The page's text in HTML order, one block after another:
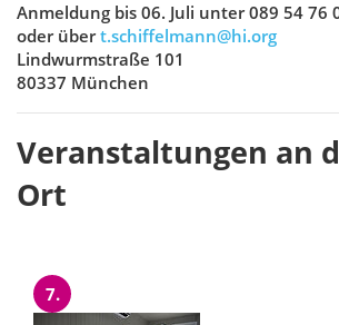
Anmeldung bis 06. Juli unter 089 54 76
oder übert.schiffelmann@hi.org
Lindwurmstraße 101
80337 München
Veranstaltungen an
Ort
7.